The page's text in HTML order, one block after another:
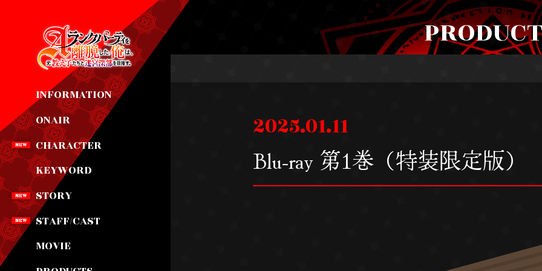
INFORMATION
ONAIR
CHARACTER
KEYWORD
STORY
STAFF/CAST
MOVIE
2025.01.11
Blu-ray 第1巻（特装限定版）